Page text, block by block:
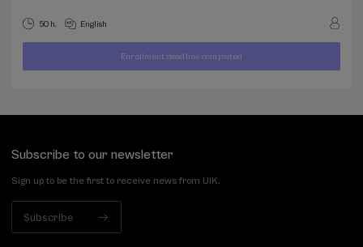
50 h. English
... FROM400
Last
places
Free
Date
expired
Enrollment deadline completed
Subscribe to our newsletter
Sign up to be the first to receive news from UIK.
Subscribe